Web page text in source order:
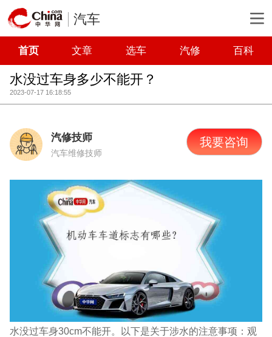
汽车
首页 文章 选车 汽修 百科
水没过车身多少不能开？
2023-07-17 16:18:55
汽修技师
汽车维修技师
我要咨询
水没过车身30cm不能开。以下是关于涉水的注意事项：观